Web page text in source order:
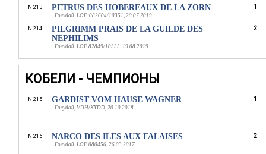
N 213 PETRUS DES HOBEREAUX DE LA ZORN
Голубой, LOF:082604/10351, 20.07.2019
1
N 214
PILGRIMM PRAIS DE LA GUILDE DES
NEPHILIMS
Голубой, LOF 82849/10333, 19.08.2019
2
КОБЕЛИ - ЧЕМПИОНЫ
N 215 GARDIST VOM HAUSE WAGNER
Голубой, VDH/KYDD, 20.10.2018
1
N 216 NARCO DES ILES AUX FALAISES
Голубой, LOF 080456, 26.03.2017
2